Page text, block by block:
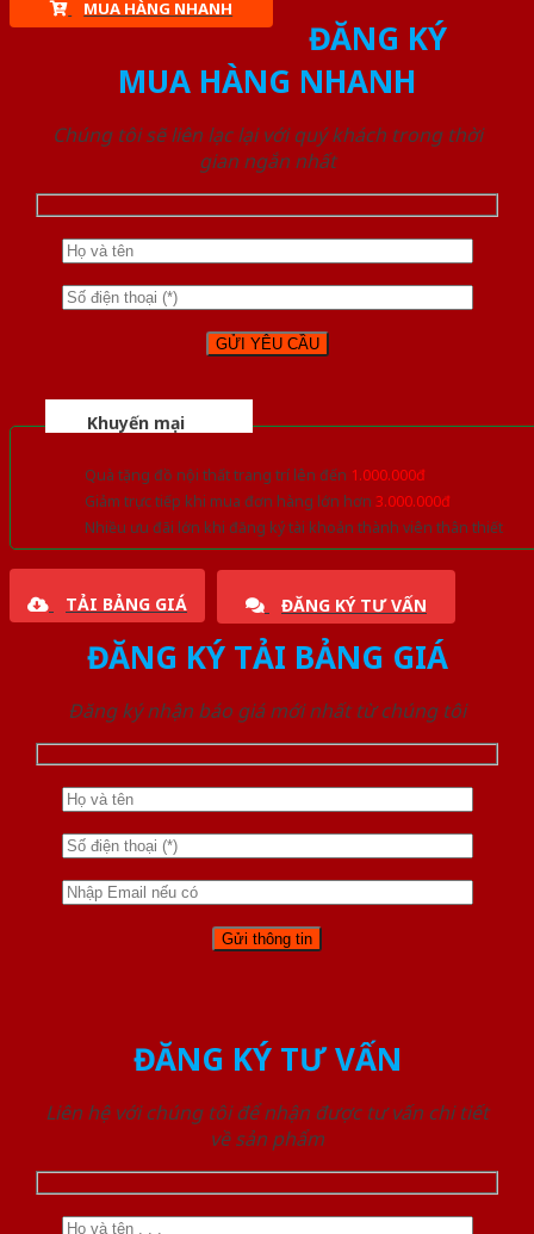
MUA HÀNG NHANH
ĐĂNG KÝ
MUA HÀNG NHANH
Chúng tôi sẽ liên lạc lại với quý khách trong thời
gian ngắn nhất
Khuyến mại
Quà tặng đồ nội thất trang trí lên đến 1.000.000đ
Giảm trực tiếp khi mua đơn hàng lớn hơn 3.000.000đ
Nhiều ưu đãi lớn khi đăng ký tài khoản thành viên thân thiết
TẢI BẢNG GIÁ ĐĂNG KÝ TƯ VẤN
ĐĂNG KÝ TẢI BẢNG GIÁ
Đăng ký nhận báo giá mới nhất từ chúng tôi
ĐĂNG KÝ TƯ VẤN
Liên hệ với chúng tôi để nhận được tư vấn chi tiết
về sản phẩm